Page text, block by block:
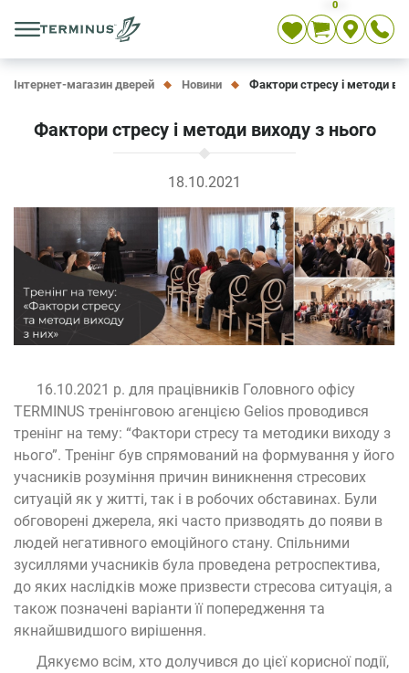
0
Інтернет-магазин дверей Новини Фактори стресу і методи
Фактори стресу і методи виходу з нього
18.10.2021
16.10.2021 р. для працівників Головного офісу
TERMINUS тренінговою агенцією Gelios проводився
тренінг на тему: “Фактори стресу та методики виходу з
нього”. Тренінг був спрямований на формування у його
учасників розуміння причин виникнення стресових
ситуацій як у житті, так і в робочих обставинах. Були
обговорені джерела, які часто призводять до появи в
людей негативного емоційного стану. Спільними
зусиллями учасників була проведена ретроспектива,
до яких наслідків може призвести стресова ситуація, а
також позначені варіанти її попередження та
якнайшвидшого вирішення.
Дякуємо всім, хто долучився до цієї корисної події,